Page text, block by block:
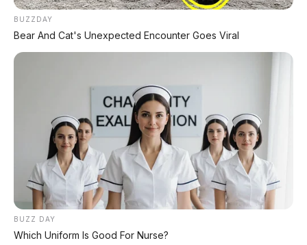
⚡ Xpeng G9L: SUV Full-Size Premium
dengan AI VLA 2.0 Siap Meluncur di
Indonesia Akhir 2026
SUV Listrik Premium Rakitan Lokal Mulai
Rp598 Juta
⚡ Harga BBM 1 Agustus 2026: Bensin
Turun Rp1.000, Solar Naik Rp570
⚡ Chery Tiggo 5 Sport: SUV Kompak
Sporty 156 HP dengan Chip Snapdragon
8155
BUZZDAY
Bear And Cat's Unexpected Encounter Goes Viral
BUZZ DAY
Which Uniform Is Good For Nurse?